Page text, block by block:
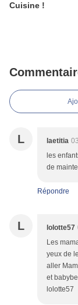
Cuisine !
L laetitia
les
de
Répondre
L lolotte57
Les
yeux de
aller
et
lolotte57